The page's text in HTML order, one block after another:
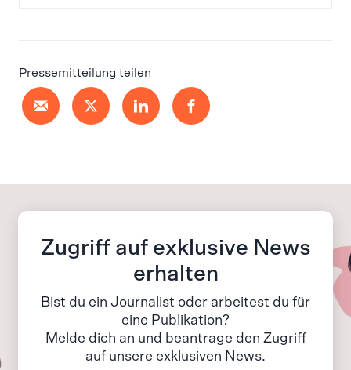
Pressemitteilung teilen
Zugriff auf exklusive News
erhalten
Bist du ein Journalist oder arbeitest du für
eine Publikation?
Melde dich an und beantrage den Zugriff
auf unsere exklusiven News.